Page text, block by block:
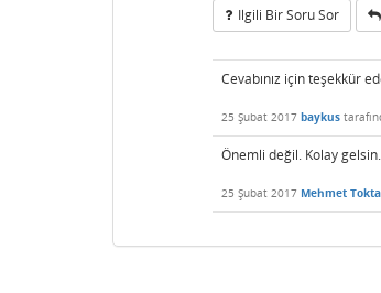
Ilgili Bir Soru Sor
Cevabınız için teşekkür
25 Şubat 2017 baykus
Önemli değil. Kolay gelsin.
25 Şubat 2017 Mehmet